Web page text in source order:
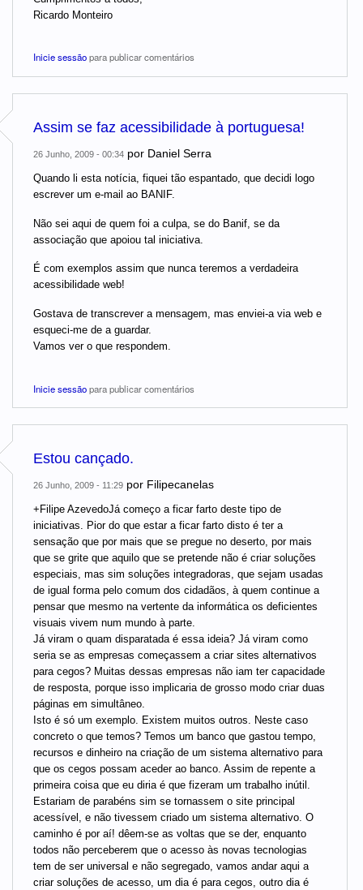
Ricardo Monteiro
Inicie sessãopara publicar comentários
Assim se faz acessibilidade à portuguesa!
26 Junho, 2009 - 00:34 por Daniel Serra
Quando li esta notícia, fiquei tão espantado, que decidi logo
escrever um e-mail ao BANIF.
Não sei aqui de quem foi a culpa, se do Banif, se da
associação que apoiou tal iniciativa.
É com exemplos assim que nunca teremos a verdadeira
acessibilidade web!
Gostava de transcrever a mensagem, mas enviei-a via web e
esqueci-me de a guardar.
Vamos ver o que respondem.
Inicie sessãopara publicar comentários
Estou cançado.
26 Junho, 2009 - 11:29 por Filipecanelas
+Filipe AzevedoJá começo a ficar farto deste tipo de
iniciativas. Pior do que estar a ficar farto disto é ter a
sensação que por mais que se pregue no deserto, por mais
que se grite que aquilo que se pretende não é criar soluções
especiais, mas sim soluções integradoras, que sejam usadas
de igual forma pelo comum dos cidadãos, à quem continue a
pensar que mesmo na vertente da informática os deficientes
visuais vivem num mundo à parte.
Já viram o quam disparatada é essa ideia? Já viram como
seria se as empresas começassem a criar sites alternativos
para cegos? Muitas dessas empresas não iam ter capacidade
de resposta, porque isso implicaria de grosso modo criar duas
páginas em simultâneo.
Isto é só um exemplo. Existem muitos outros. Neste caso
concreto o que temos? Temos um banco que gastou tempo,
recursos e dinheiro na criação de um sistema alternativo para
que os cegos possam aceder ao banco. Assim de repente a
primeira coisa que eu diria é que fizeram um trabalho inútil.
Estariam de parabéns sim se tornassem o site principal
acessível, e não tivessem criado um sistema alternativo. O
caminho é por aí! dêem-se as voltas que se der, enquanto
todos não perceberem que o acesso às novas tecnologias
tem de ser universal e não segregado, vamos andar aqui a
criar soluções de acesso, um dia é para cegos, outro dia é